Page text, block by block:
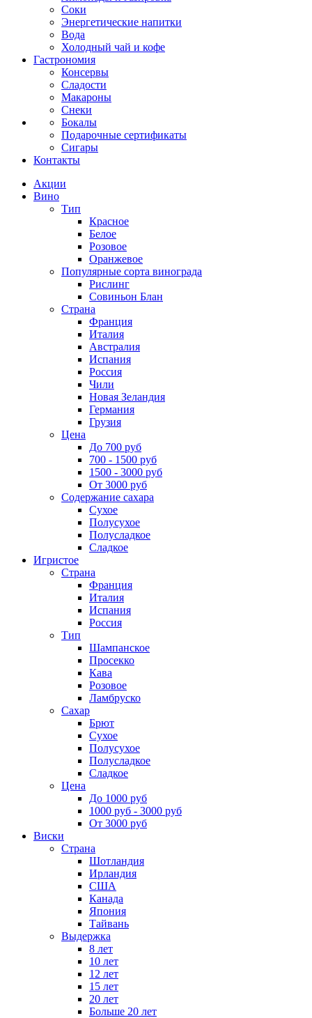
Соки
Энергетические напитки
Вода
Холодный чай и кофе
Гастрономия
Консервы
Сладости
Макароны
Снеки
Бокалы
Подарочные сертификаты
Сигары
Контакты
Акции
Вино
Тип
Красное
Белое
Розовое
Оранжевое
Популярные сорта винограда
Рислинг
Совиньон Блан
Страна
Франция
Италия
Австралия
Испания
Россия
Чили
Новая Зеландия
Германия
Грузия
Цена
До 700 руб
700 - 1500 руб
1500 - 3000 руб
От 3000 руб
Содержание сахара
Сухое
Полусухое
Полусладкое
Сладкое
Игристое
Страна
Франция
Италия
Испания
Россия
Тип
Шампанское
Просекко
Кава
Розовое
Ламбруско
Сахар
Брют
Сухое
Полусухое
Полусладкое
Сладкое
Цена
До 1000 руб
1000 руб - 3000 руб
От 3000 руб
Виски
Страна
Шотландия
Ирландия
США
Канада
Япония
Тайвань
Выдержка
8 лет
10 лет
12 лет
15 лет
20 лет
Больше 20 лет